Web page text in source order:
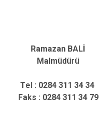
Ramazan BALİ
Malmüdürü
Tel : 0284 311 34 34
Faks : 0284 311 34 79